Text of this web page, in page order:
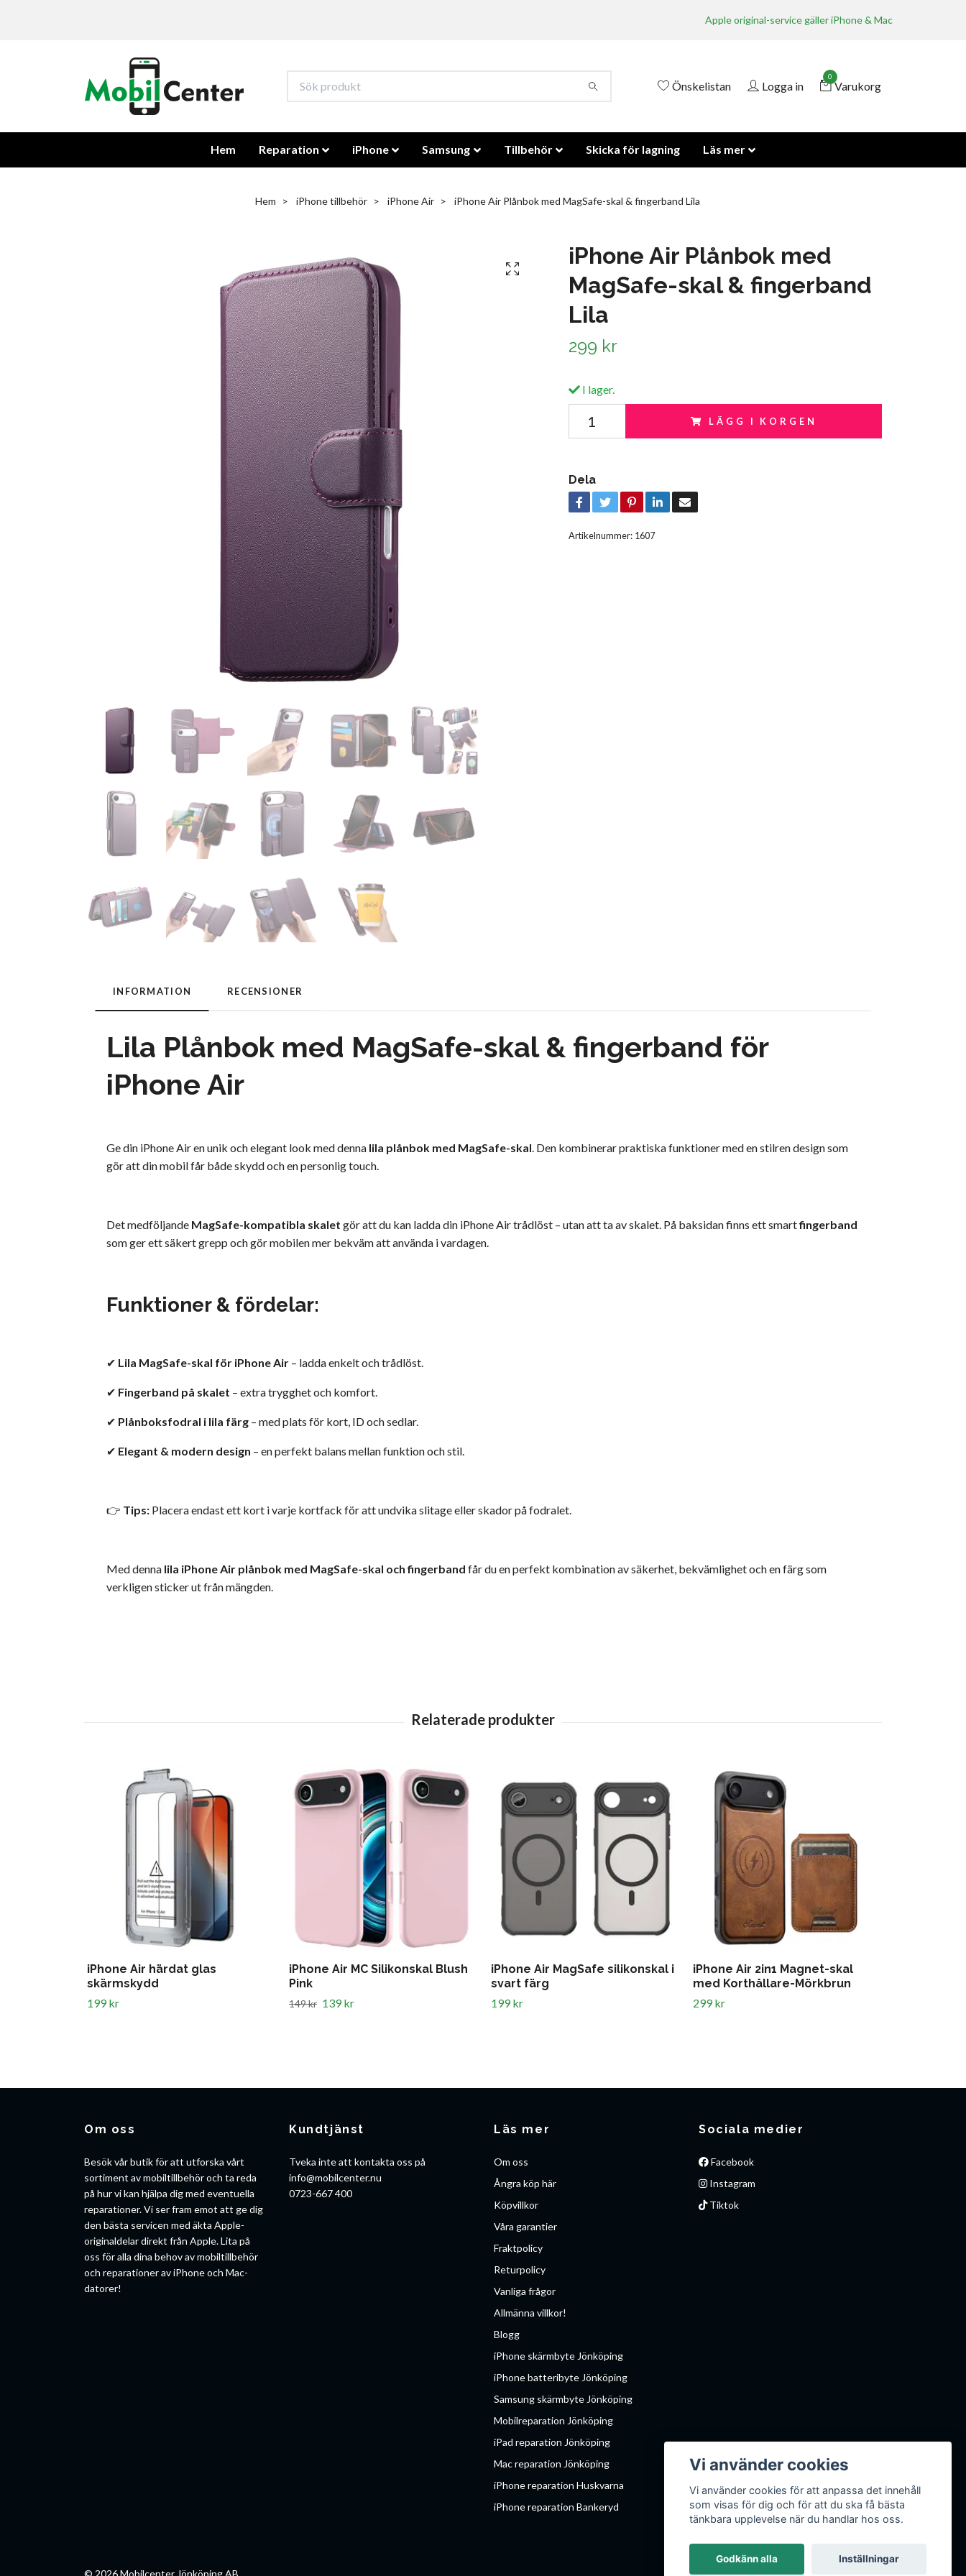
Apple original-service gäller iPhone & Mac
Önskelistan Logga in
0
Varukorg
Hem Reparation iPhone Samsung Tillbehör Skicka för lagning Läs mer
Hem iPhone tillbehör iPhone Air iPhone Air Plånbok med MagSafe-skal & fingerband Lila
iPhone Air Plånbok med
MagSafe-skal & fingerband
Lila
299 kr
I lager.
LÄGG I KORGEN
Dela
Artikelnummer: 1607
INFORMATION RECENSIONER
Lila Plånbok med MagSafe-skal & fingerband för
iPhone Air
Ge din iPhone Air en unik och elegant look med denna lila plånbok med MagSafe-skal. Den kombinerar praktiska funktioner med en stilren design som
gör att din mobil får både skydd och en personlig touch.
Det medföljande MagSafe-kompatibla skalet gör att du kan ladda din iPhone Air trådlöst – utan att ta av skalet. På baksidan finns ett smartfingerband
som ger ett säkert grepp och gör mobilen mer bekväm att använda i vardagen.
Funktioner & fördelar:
✔ Lila MagSafe-skal för iPhone Air – ladda enkelt och trådlöst.
✔ Fingerband på skalet – extra trygghet och komfort.
✔ Plånboksfodral i lila färg – med plats för kort, ID och sedlar.
✔ Elegant & modern design – en perfekt balans mellan funktion och stil.
👉 Tips: Placera endast ett kort i varje kortfack för att undvika slitage eller skador på fodralet.
Med denna lila iPhone Air plånbok med MagSafe-skal och fingerband får du en perfekt kombination av säkerhet, bekvämlighet och en färg som
verkligen sticker ut från mängden.
iPhone Air härdat glas
skärmskydd
199 kr
iPhone Air MC Silikonskal Blush
Pink
149 kr 139 kr
iPhone Air MagSafe silikonskal i
svart färg
199 kr
iPhone Air 2in1 Magnet-skal
med Korthållare-Mörkbrun
299 kr
Om oss
Besök vår butik för att utforska vårt
sortiment av mobiltillbehör och ta reda
på hur vi kan hjälpa dig med eventuella
reparationer. Vi ser fram emot att ge dig
den bästa servicen med äkta Apple-
originaldelar direkt från Apple. Lita på
oss för alla dina behov av mobiltillbehör
och reparationer av iPhone och Mac-
datorer!
Kundtjänst
Tveka inte att kontakta oss på
info@mobilcenter.nu
0723-667 400
Läs mer
Om oss
Ångra köp här
Köpvillkor
Våra garantier
Fraktpolicy
Returpolicy
Vanliga frågor
Allmänna villkor!
Blogg
iPhone skärmbyte Jönköping
iPhone batteribyte Jönköping
Samsung skärmbyte Jönköping
Mobilreparation Jönköping
iPad reparation Jönköping
Mac reparation Jönköping
iPhone reparation Huskvarna
iPhone reparation Bankeryd
Sociala medier
Facebook
Instagram
Tiktok
© 2026 Mobilcenter Jönköping AB
Vi använder cookies
Vi använder cookies för att anpassa det innehåll
som visas för dig och för att du ska få bästa
tänkbara upplevelse när du handlar hos oss.
Godkänn alla Inställningar